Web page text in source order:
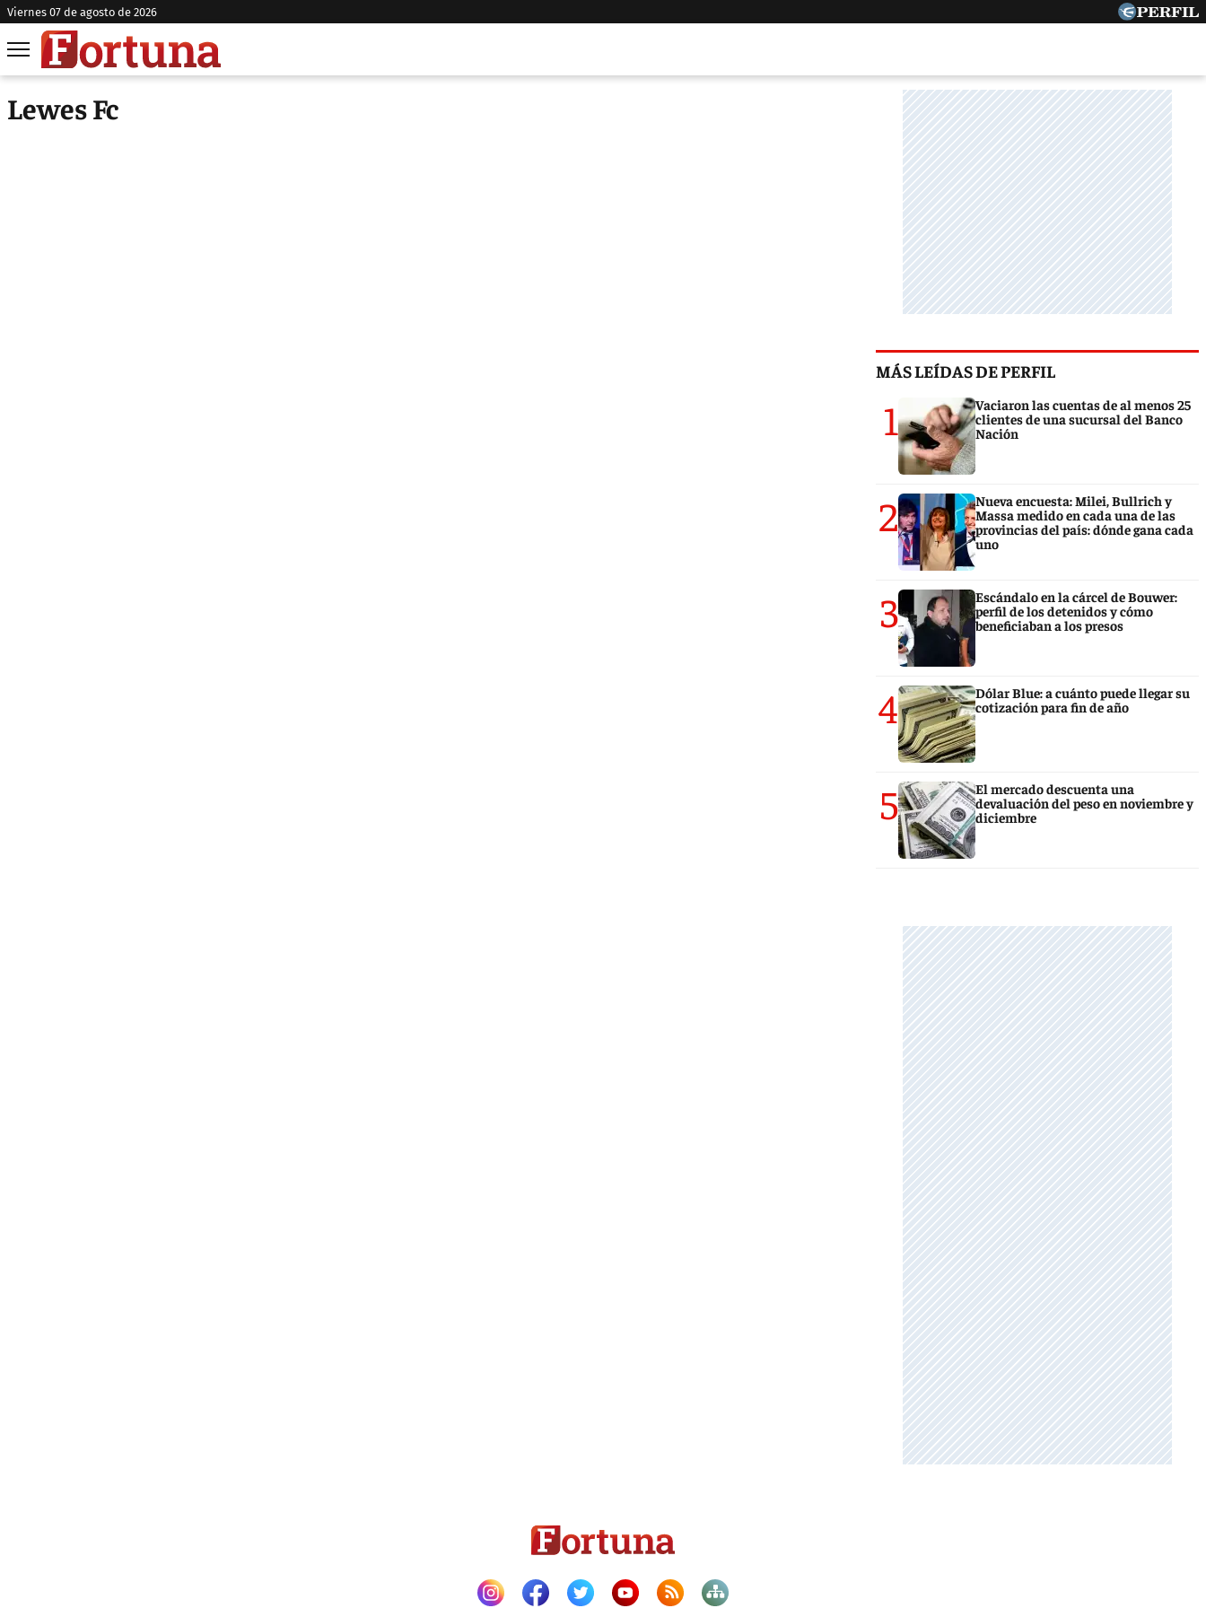
viernes 07 de agosto de 2026
Lewes Fc
MÁS LEÍDAS DE PERFIL
1
Vaciaron las cuentas de al menos 25
clientes de una sucursal del Banco
Nación
2
Nueva encuesta: Milei, Bullrich y
Massa medido en cada una de las
provincias del país: dónde gana cada
uno
3
Escándalo en la cárcel de Bouwer:
perfil de los detenidos y cómo
beneficiaban a los presos
4
Dólar Blue: a cuánto puede llegar su
cotización para fin de año
5
El mercado descuenta una
devaluación del peso en noviembre y
diciembre